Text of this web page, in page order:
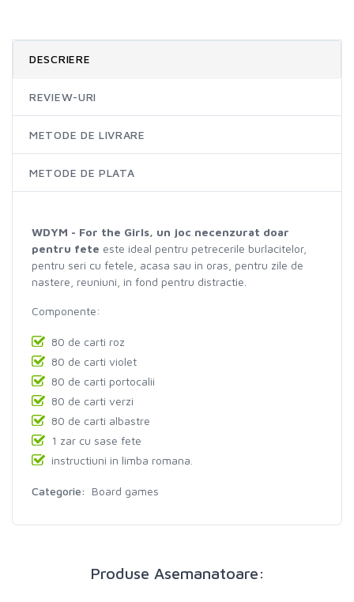
DESCRIERE
REVIEW-URI
METODE DE LIVRARE
METODE DE PLATA
WDYM - For the Girls, un joc necenzurat doar
pentru fete este ideal pentru petrecerile burlacitelor,
pentru seri cu fetele, acasa sau in oras, pentru zile de
nastere, reuniuni, in fond pentru distractie.
Componente:
80 de carti roz
80 de carti violet
80 de carti portocalii
80 de carti verzi
80 de carti albastre
1 zar cu sase fete
instructiuni in limba romana.
Categorie: Board games
Produse Asemanatoare: